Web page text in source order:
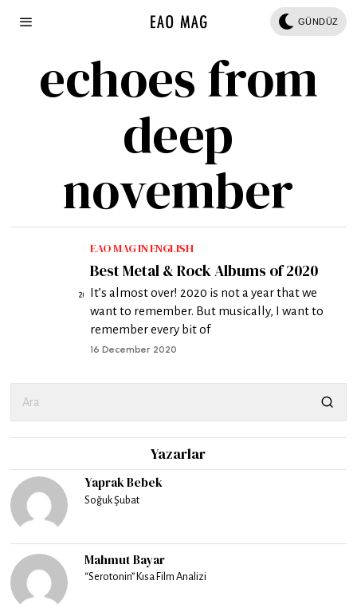
GÜNDÜZ
echoes from
deep
november
EAO MAG IN ENGLISH
Best Metal & Rock Albums of 2020
It’s almost over! 2020 is not a year that we
want to remember. But musically, I want to
remember every bit of
16 December 2020
Yazarlar
Yaprak Bebek
Soğuk Şubat
Mahmut Bayar
“Serotonin” Kısa Film Analizi